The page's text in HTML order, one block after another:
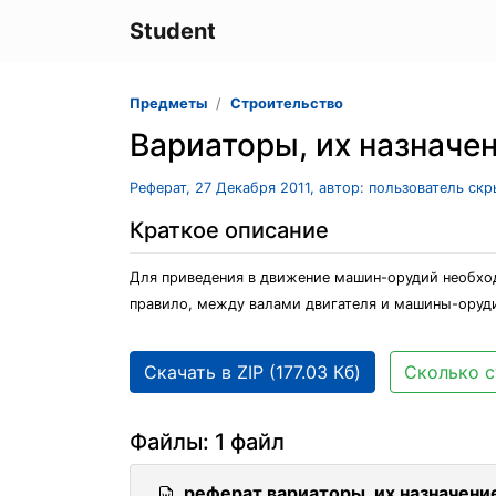
Student
Предметы Строительство
Вариаторы, их
Реферат, 27 Декабря 2011, автор: пользователь
Краткое описание
Для приведения в движение машин-орудий
правило, между валами двигателя и машины-
Скачать в ZIP (177.03 Кб) Сколько
Файлы: 1 файл